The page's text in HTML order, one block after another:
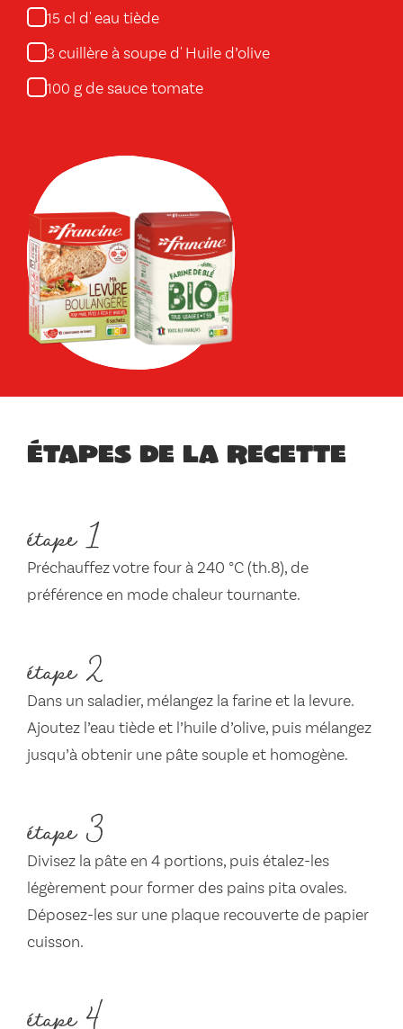
15 cl d' eau tiède
3 cuillère à soupe d' Huile d’olive
100 g de sauce tomate
Étapes de la recette
étape 1
Préchauffez votre four à 240 °C (th.8), de
préférence en mode chaleur tournante.
étape 2
Dans un saladier, mélangez la farine et la levure.
Ajoutez l’eau tiède et l’huile d’olive, puis mélangez
jusqu’à obtenir une pâte souple et homogène.
étape 3
Divisez la pâte en 4 portions, puis étalez-les
légèrement pour former des pains pita ovales.
Déposez-les sur une plaque recouverte de papier
cuisson.
étape 4